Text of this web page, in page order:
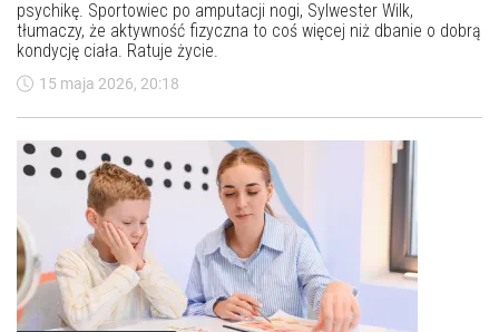
psychikę. Sportowiec po amputacji nogi, Sylwester Wilk,
tłumaczy, że aktywność fizyczna to coś więcej niż dbanie o dobrą
kondycję ciała. Ratuje życie.
15 maja 2026, 20:18